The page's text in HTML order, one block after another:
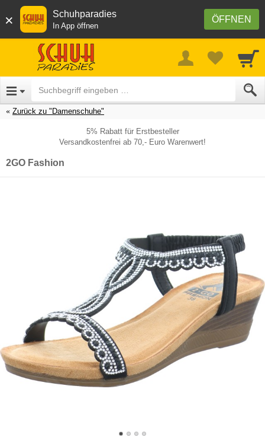
× ÖFFNEN
Schuhparadies
In App öffnen
Zurück zu "Damenschuhe"
5% Rabatt für Erstbesteller
Versandkostenfrei ab 70,- Euro Warenwert!
2GO Fashion